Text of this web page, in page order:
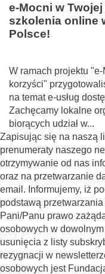
e-Mocni w
szkolenia online
Polsce!
W ramach projektu
korzyści"
na temat e-usług
Zachęcamy lokalne
biorących udział w...
Zapisując się na naszą
prenumeraty naszego
otrzymywanie od nas
oraz na przetwarzanie
email. Informujemy, iż
podstawą
Pani/Panu prawo
osobowych w
usunięcia z listy
rezygnacji w
osobowych jest